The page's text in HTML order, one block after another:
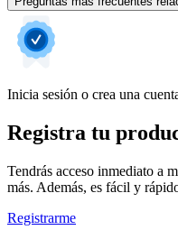
Inicia sesión o crea una
Registra tu
Tendrás acceso inmediato a
más. Además, es fácil y
Registrarme